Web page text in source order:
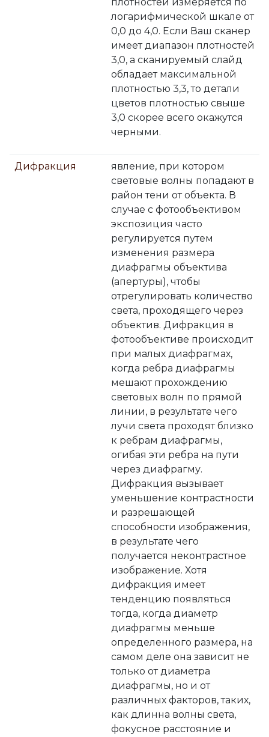
логарифмической шкале от
0,0 до 4,0. Если Ваш сканер
имеет диапазон плотностей
3,0, а сканируемый слайд
обладает максимальной
плотностью 3,3, то детали
цветов плотностью свыше
3,0 скорее всего окажутся
черными.
Дифракция
явление, при котором
световые волны попадают в
район тени от объекта. В
случае с фотообъективом
экспозиция часто
регулируется путем
изменения размера
диафрагмы объектива
(апертуры), чтобы
отрегулировать количество
света, проходящего через
объектив. Дифракция в
фотообъективе происходит
при малых диафрагмах,
когда ребра диафрагмы
мешают прохождению
световых волн по прямой
линии, в результате чего
лучи света проходят близко
к ребрам диафрагмы,
огибая эти ребра на пути
через диафрагму.
Дифракция вызывает
уменьшение контрастности
и разрешающей
способности изображения,
в результате чего
получается неконтрастное
изображение. Хотя
дифракция имеет
тенденцию появляться
тогда, когда диаметр
диафрагмы меньше
определенного размера, на
самом деле она зависит не
только от диаметра
диафрагмы, но и от
различных факторов, таких,
как длинна волны света,
фокусное расстояние и